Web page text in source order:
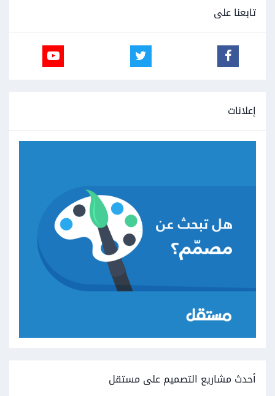
تابعنا على
إعلانات
أحدث مشاريع التصميم على مستقل